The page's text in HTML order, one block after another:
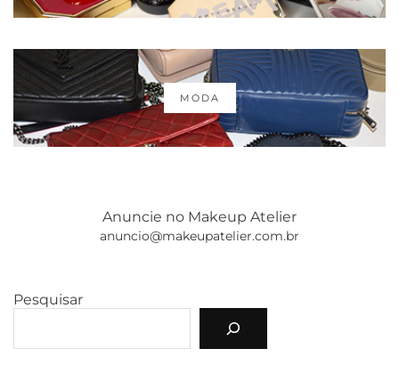
MODA
Anuncie no Makeup Atelier
anuncio@makeupatelier.com.br
Pesquisar